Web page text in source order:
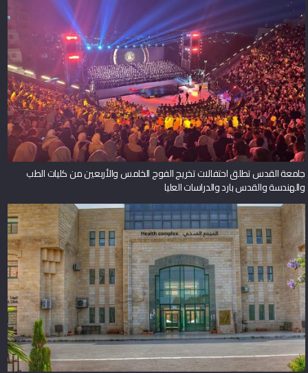
جامعة القدس تطلق احتفالات تخريج الفوج الخامس والأربعين من كليات الطب
والهندسة والقدس بارد والدراسات العليا